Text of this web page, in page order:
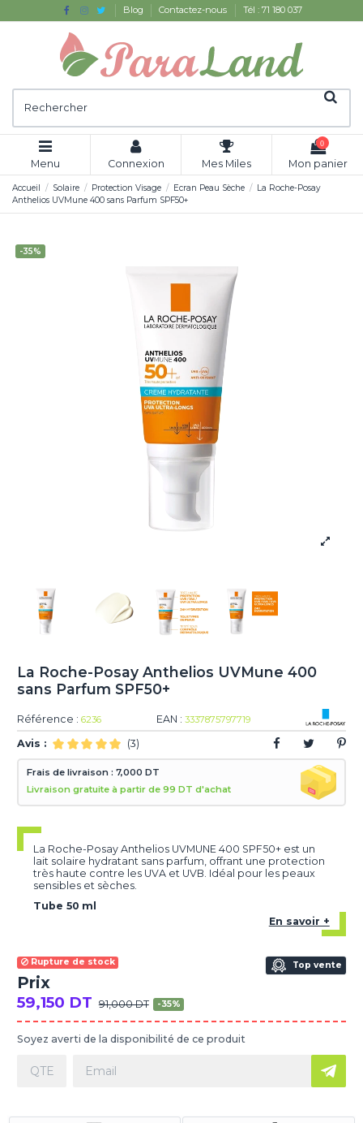
Blog Contactez-nous Tél : 71 180 037
Menu Connexion Mes Miles
0
Mon panier
Accueil Solaire Protection Visage Ecran Peau Sèche
La Roche-Posay
Anthelios UVMune 400 sans Parfum SPF50+
-35%
La Roche-Posay Anthelios UVMune 400
sans Parfum SPF50+
Référence : 6236 EAN : 3337875797719
Avis : (3)
Frais de livraison : 7,000 DT
Livraison gratuite à partir de 99 DT d'achat
La Roche-Posay Anthelios UVMUNE 400 SPF50+ est un
lait solaire hydratant sans parfum, offrant une protection
très haute contre les UVA et UVB. Idéal pour les peaux
sensibles et sèches.
Tube 50 ml
En savoir +
Rupture de stock
Prix
59,150 DT 91,000 DT -35%
Top vente
Soyez averti de la disponibilité de ce produit